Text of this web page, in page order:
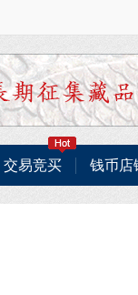
交易竞买 钱币店